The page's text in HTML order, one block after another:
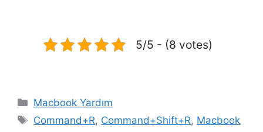
5/5 - (8 votes)
Kategoriler
Macbook Yardım
Etiketler
Command+R, Command+Shift+R, Macbook